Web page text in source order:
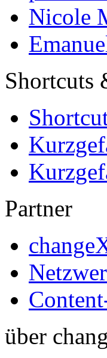
Nicole
Shortcuts
Partner
über